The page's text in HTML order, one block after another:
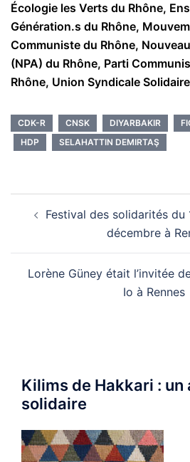
Écologie les Verts du Rhône,
Génération.s du Rhône,
Communiste du Rhône,
(NPA) du Rhône, Parti
Rhône, Union Syndicale
CDK-R CNSK DIYARBAKIR
HDP
SELAHATTIN DEMIRTAŞ
d’article
Festival des solidarités du
décembre à
Lorène Güney était l’invitée
Io à Rennes
Kilims de Hakkari : un
solidaire